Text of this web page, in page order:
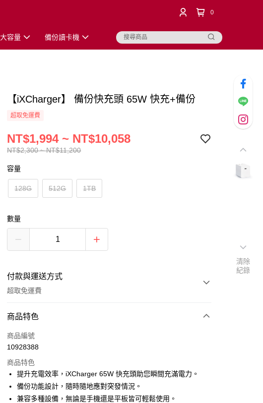
0
容量 備份讀卡機
【iXCharger】 備份快充頭 65W 快充+備份
超取免運費
NT$2,300 ~ NT$11,200
NT$1,994 ~ NT$10,058
容量
128G 512G 1TB
數量
付款與運送方式
超取免運費
付款方式
信用卡一次付款
3 期 0 利率 每期 21家銀行
合作金庫商業銀行
第一商業銀行
華南商業銀行
彰化商業銀行
超商取貨付款
商品特色
商品編號
10928388
商品特色
提升充電效率，iXCharger 65W 快充頭助您瞬間充滿電力。
備份功能設計，隨時隨地應對突發情況。
兼容多種設備，無論是手機還是平板皆可輕鬆使用。
清除
紀錄